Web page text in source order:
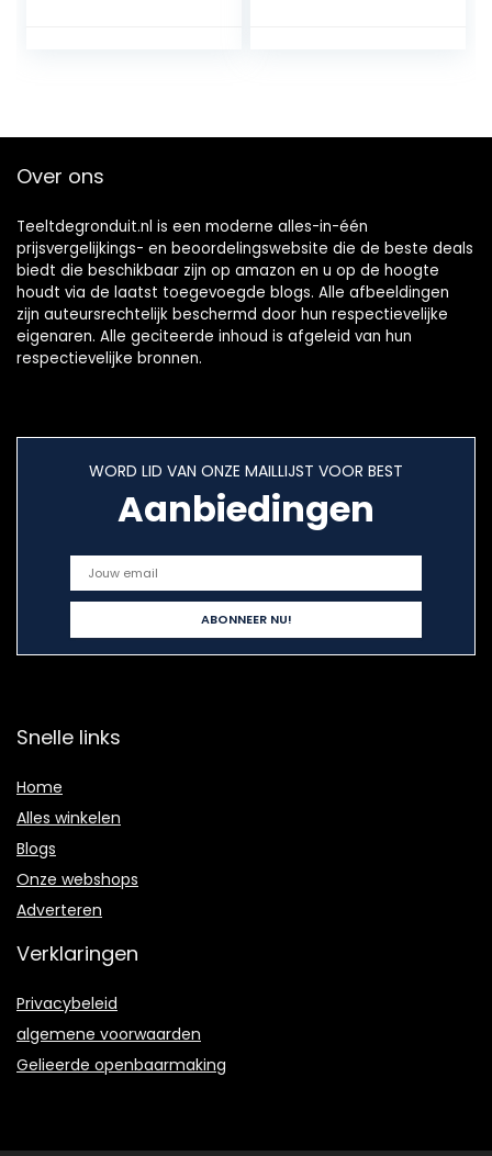
Over ons
Teeltdegronduit.nl is een moderne alles-in-één
prijsvergelijkings- en beoordelingswebsite die de beste deals
biedt die beschikbaar zijn op amazon en u op de hoogte
houdt via de laatst toegevoegde blogs. Alle afbeeldingen
zijn auteursrechtelijk beschermd door hun respectievelijke
eigenaren. Alle geciteerde inhoud is afgeleid van hun
respectievelijke bronnen.
WORD LID VAN ONZE MAILLIJST VOOR BEST
Aanbiedingen
Snelle links
Home
Alles winkelen
Blogs
Onze webshops
Adverteren
Verklaringen
Privacybeleid
algemene voorwaarden
Gelieerde openbaarmaking